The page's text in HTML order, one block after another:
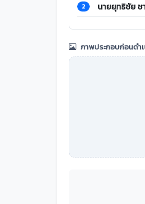
2 นายยุทธิชัย ช
ภาพประกอบก่อนดำ